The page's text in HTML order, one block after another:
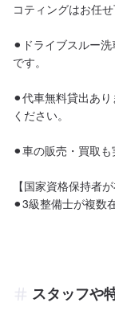
コティングはお任せ
⚫︎ドライブスルー
です。
⚫︎代車無料貸出あ
ください。
⚫︎車の販売・買取も
【国家資格保持者が
⚫︎3級整備士が複数
スタッフや